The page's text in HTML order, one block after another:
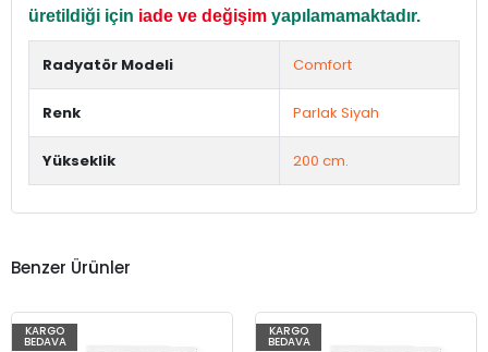
üretildiği için iade ve değişim yapılamamaktadır.
Radyatör Modeli Comfort
Renk Parlak Siyah
Yükseklik 200 cm.
Benzer Ürünler
KARGO
BEDAVA
KARGO
BEDAVA